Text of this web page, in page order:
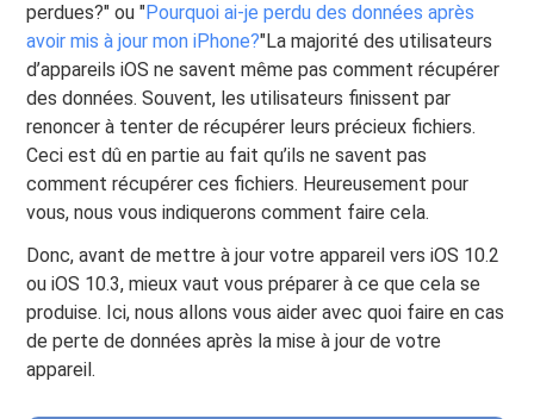
perdues?" ou "Pourquoi ai-je perdu des données après
avoir mis à jour mon iPhone?"La majorité des utilisateurs
d’appareils iOS ne savent même pas comment récupérer
des données. Souvent, les utilisateurs finissent par
renoncer à tenter de récupérer leurs précieux fichiers.
Ceci est dû en partie au fait qu’ils ne savent pas
comment récupérer ces fichiers. Heureusement pour
vous, nous vous indiquerons comment faire cela.
Donc, avant de mettre à jour votre appareil vers iOS 10.2
ou iOS 10.3, mieux vaut vous préparer à ce que cela se
produise. Ici, nous allons vous aider avec quoi faire en cas
de perte de données après la mise à jour de votre
appareil.